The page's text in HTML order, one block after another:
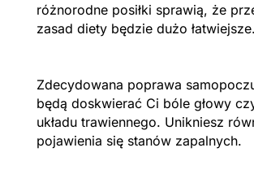
różnorodne posiłki sprawią, że
zasad diety będzie dużo łatwiejsze.
Zdecydowana poprawa
będą doskwierać Ci bóle głowy
układu trawiennego. Unikniesz
pojawienia się stanów zapalnych.